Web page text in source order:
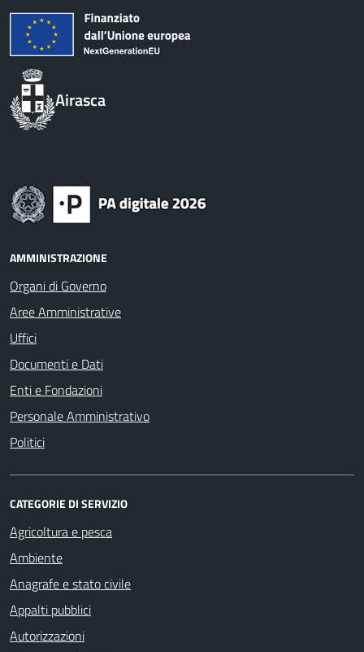
Airasca
AMMINISTRAZIONE
Organi di Governo
Aree Amministrative
Uffici
Documenti e Dati
Enti e Fondazioni
Personale Amministrativo
Politici
CATEGORIE DI SERVIZIO
Agricoltura e pesca
Ambiente
Anagrafe e stato civile
Appalti pubblici
Autorizzazioni